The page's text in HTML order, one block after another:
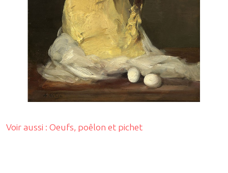
Voir aussi : Oeufs, poêlon et pichet